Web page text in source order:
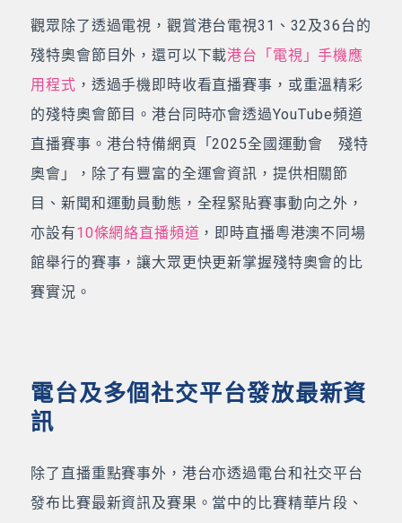
觀眾除了透過電視，觀賞港台電視31、32及36台的
殘特奧會節目外，還可以下載港台「電視」手機應
用程式 ，透過手機即時收看直播賽事，或重溫精彩
的殘特奧會節目。港台同時亦會透過YouTube頻道
直播賽事。港台特備網頁「2025全國運動會 殘特
奧會」，除了有豐富的全運會資訊，提供相關節
目、新聞和運動員動態，全程緊貼賽事動向之外，
亦設有10條網絡直播頻道 ，即時直播粵港澳不同場
館舉行的賽事，讓大眾更快更新掌握殘特奧會的比
賽實況。
電台及多個社交平台發放最新資
訊
除了直播重點賽事外，港台亦透過電台和社交平台
發布比賽最新資訊及賽果。當中的比賽精華片段、